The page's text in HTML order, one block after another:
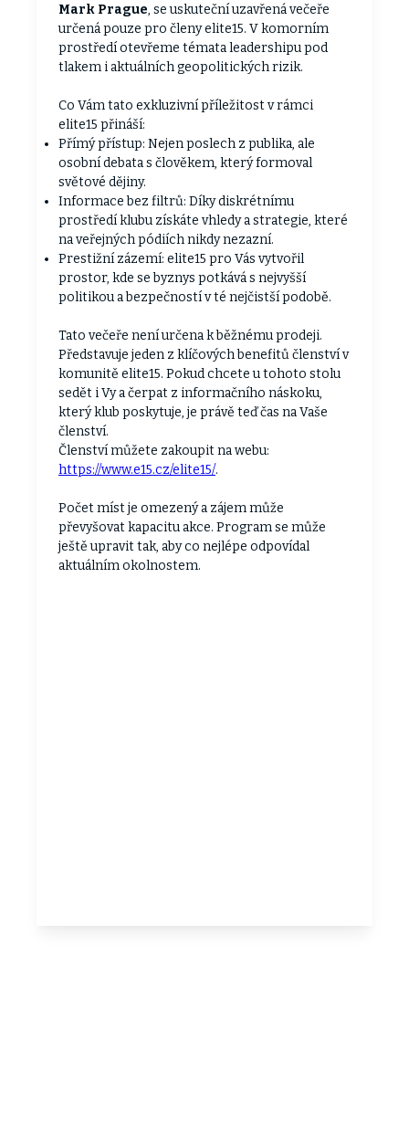
Mark Prague, se uskuteční uzavřená večeře
určená pouze pro členy elite15. V komorním
prostředí otevřeme témata leadershipu pod
tlakem i aktuálních geopolitických rizik.
Co Vám tato exkluzivní příležitost v rámci
elite15 přináší:
Přímý přístup: Nejen poslech z publika, ale
osobní debata s člověkem, který formoval
světové dějiny.
Informace bez filtrů: Díky diskrétnímu
prostředí klubu získáte vhledy a strategie, které
na veřejných pódiích nikdy nezazní.
Prestižní zázemí: elite15 pro Vás vytvořil
prostor, kde se byznys potkává s nejvyšší
politikou a bezpečností v té nejčistší podobě.
Tato večeře není určena k běžnému prodeji.
Představuje jeden z klíčových benefitů členství v
komunitě elite15. Pokud chcete u tohoto stolu
sedět i Vy a čerpat z informačního náskoku,
který klub poskytuje, je právě teď čas na Vaše
členství.
Členství můžete zakoupit na webu:
https://www.e15.cz/elite15/.
Počet míst je omezený a zájem může
převyšovat kapacitu akce. Program se může
ještě upravit tak, aby co nejlépe odpovídal
aktuálním okolnostem.